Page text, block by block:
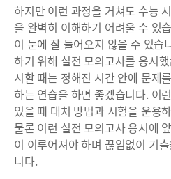
하지만 이런 과정을 거쳐도 수능
을 완벽히 이해하기 어려울 수 있
이 눈에 잘 들어오지 않을 수 있습
하기 위해 실전 모의고사를 응시
시할 때는 정해진 시간 안에 문제
하는 연습을 하면 좋겠습니다. 이
있을 때 대처 방법과 시험을 운용
물론 이런 실전 모의고사 응시에
이 이루어져야 하며 끊임없이 기
니다.